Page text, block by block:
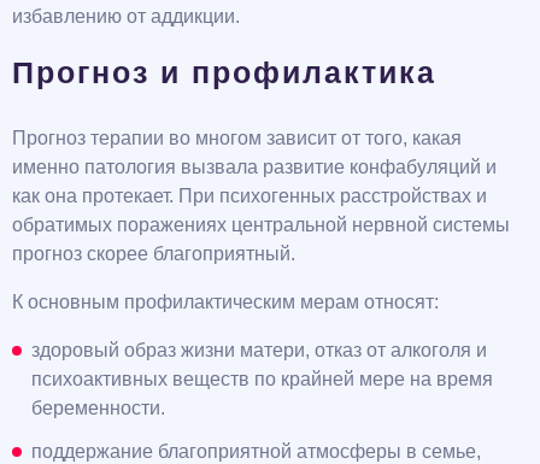
избавлению от аддикции.
Прогноз и профилактика
Прогноз терапии во многом зависит от того, какая
именно патология вызвала развитие конфабуляций и
как она протекает. При психогенных расстройствах и
обратимых поражениях центральной нервной системы
прогноз скорее благоприятный.
К основным профилактическим мерам относят:
здоровый образ жизни матери, отказ от алкоголя и
психоактивных веществ по крайней мере на время
беременности.
поддержание благоприятной атмосферы в семье,